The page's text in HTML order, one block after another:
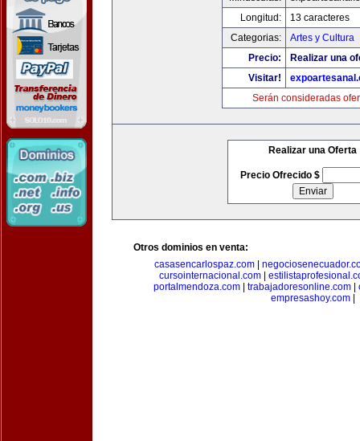
Longitud:
13 caracteres
Categorias:
Artes y Cultura
Precio:
Realizar una
Visitar!
Serán consideradas
Realizar una Oferta
Precio Ofrecido $
Otros dominios en venta:
casasencarlospaz.com|
cursointernacional.com|
portalmendoza.com| trabajadoresonline.com|
empresashoy.com|